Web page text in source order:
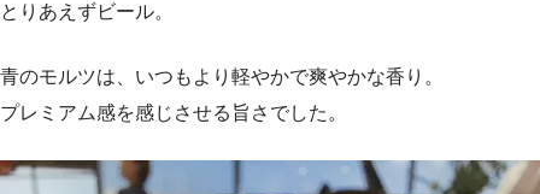
とりあえずビール。
青のモルツは、いつもより軽やかで爽やかな香り。
プレミアム感を感じさせる旨さでした。